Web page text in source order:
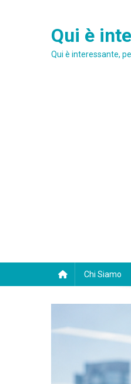
Qui è
Qui è interessante,
Chi Siamo